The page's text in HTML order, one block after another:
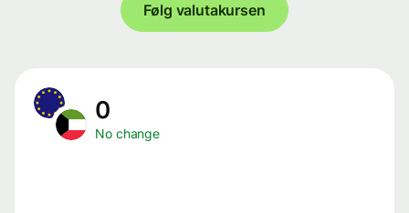
Følg valutakursen
0
No change